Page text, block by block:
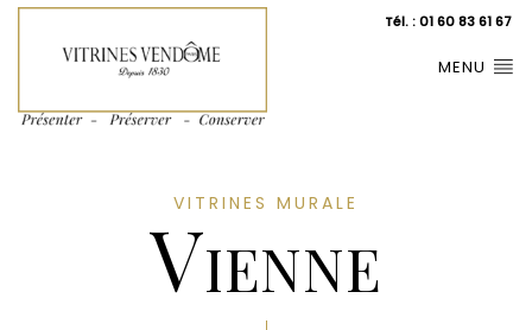
Tél. : 01 60 83 61 67
MENU
VITRINES MURALE
Vienne